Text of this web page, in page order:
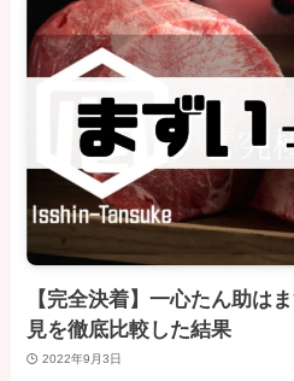
【完全決着】一心たん助は
見を徹底比較した結果
2022年9月3日